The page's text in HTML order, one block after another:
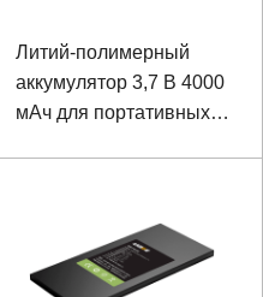
Литий-полимерный
аккумулятор 3,7 В 4000
мАч для портативных